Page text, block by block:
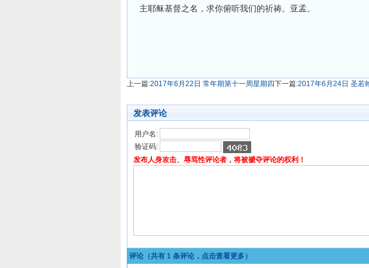
主耶稣基督之名，求你俯听我们的祈祷。亚孟。
上一篇:2017年6月22日 常年期第十一周星期四下一篇:2017年6月24日 圣若
发表评论
用户名:
验证码:
发布人身攻击、辱骂性评论者，将被褫夺评论的权利！
评论（共有 1 条评论，点击查看更多）